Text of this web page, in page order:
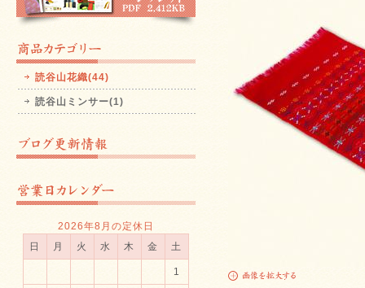
読谷山花織(44)
読谷山ミンサー(1)
2026年8月の定休日
日
月 火 水 木 金 土
1